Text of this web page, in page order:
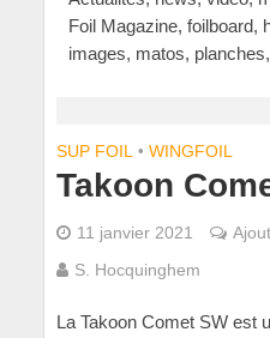
Foil Magazine, foilboard,
images, matos,
SUP FOIL • WINGFOIL
Takoon
11 janvier 2021
S. Hocquinghem
La Takoon Comet SW est